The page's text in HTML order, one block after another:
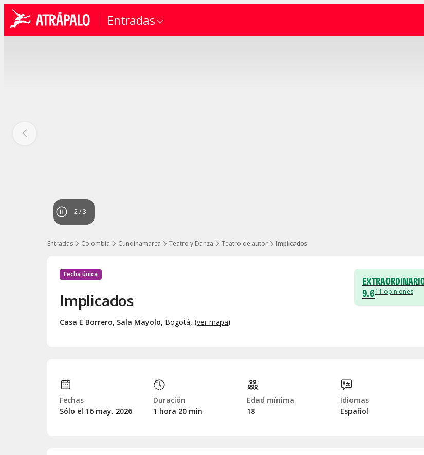
Entradas
2/3
Entradas Colombia Cundinamarca Teatro y Danza Teatro de autor Implicados
Fecha única
Implicados
Casa E Borrero, Sala Mayolo, Bogotá, (ver mapa)
9.611 opiniones
Fechas
Sólo el 16 may. 2026
Duración
1 hora 20 min
Edad mínima
18
Idiomas
Español